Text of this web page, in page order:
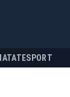
SPORT